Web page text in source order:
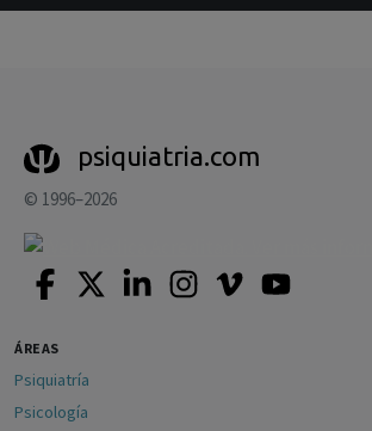
psiquiatria.com
© 1996–2026
ÁREAS
Psiquiatría
Psicología